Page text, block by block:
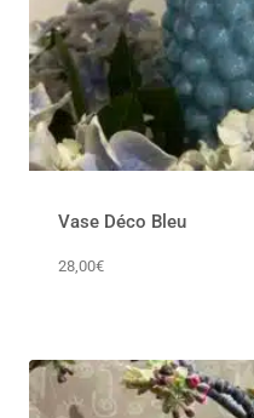
Vase Déco Bleu
28,00€